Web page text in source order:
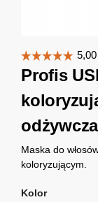
Profis
Maska do
koloryzującym.
Kolor